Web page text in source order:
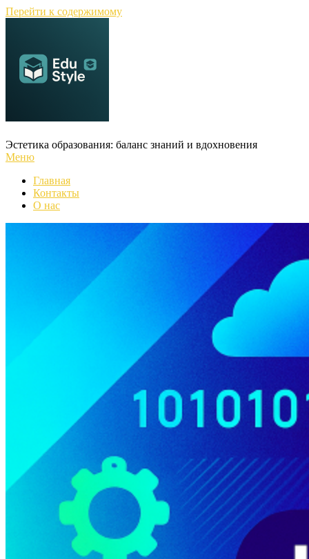
Перейти к содержимому
Эстетика образования: баланс знаний и вдохновения
Меню
Главная
Контакты
О нас